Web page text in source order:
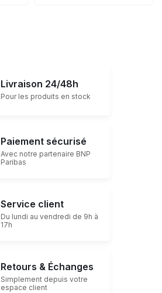
Livraison 24/48h
Pour les produits en stock
Paiement sécurisé
Avec notre partenaire BNP
Paribas
Service client
Du lundi au vendredi de 9h à
17h
Retours & Échanges
Simplement depuis votre
espace client